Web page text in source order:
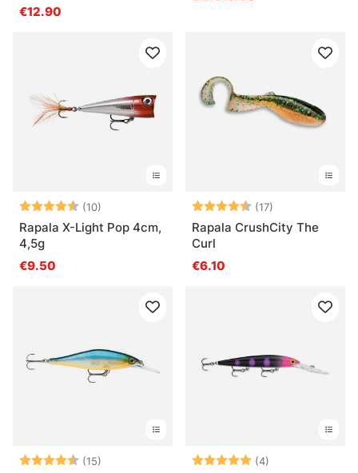
€12.90
Arvio: (10)
4.2 5:sta tähdestä
Rapala X-Light Pop 4cm,
4,5g
€9.50
Arvio: (17)
Rapala CrushCity The
Curl
€6.10
Arvio: (15)
4.5 5:sta tähdestäArvio: (4)